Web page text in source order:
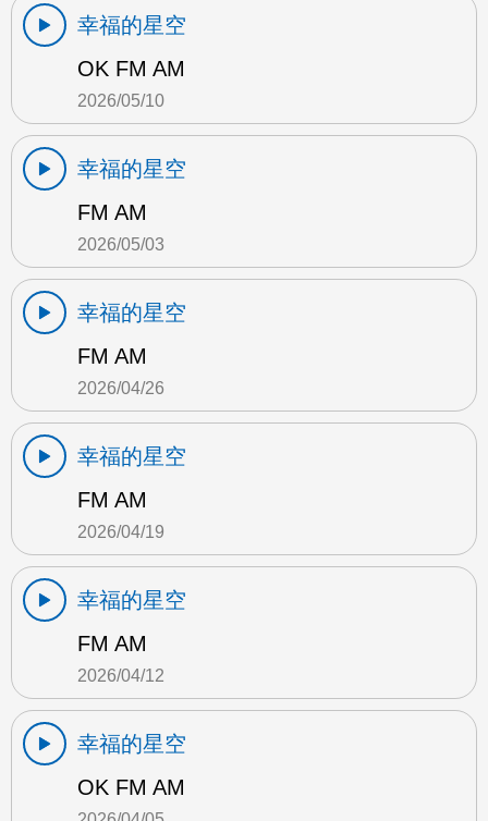
幸福的星空
OK FM AM
2026/05/10
幸福的星空
FM AM
2026/05/03
幸福的星空
FM AM
2026/04/26
幸福的星空
FM AM
2026/04/19
幸福的星空
FM AM
2026/04/12
幸福的星空
OK FM AM